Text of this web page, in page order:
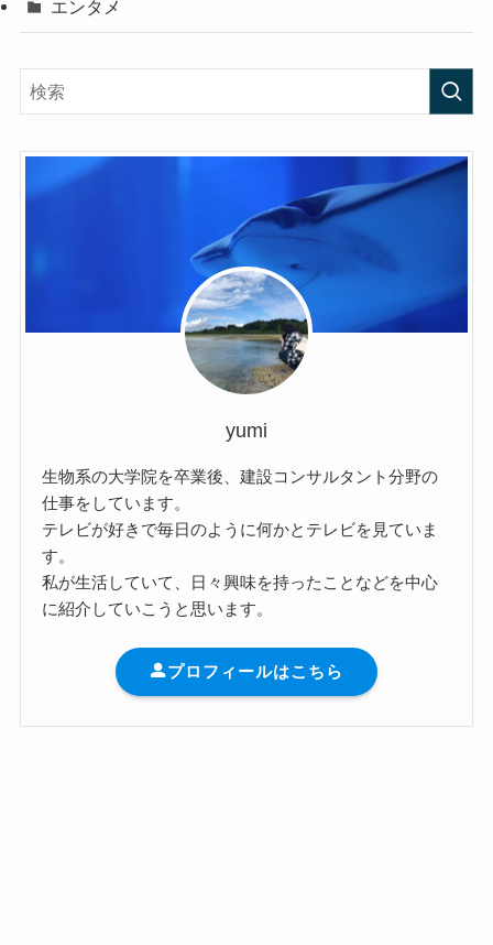
エンタメ
yumi
生物系の大学院を卒業後、建設コンサルタント分野の
仕事をしています。
テレビが好きで毎日のように何かとテレビを見ていま
す。
私が生活していて、日々興味を持ったことなどを中心
に紹介していこうと思います。
プロフィールはこちら